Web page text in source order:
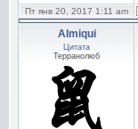
Пт янв 20, 2017 1:11 am
Almiqui
Цитата
Терранолюб